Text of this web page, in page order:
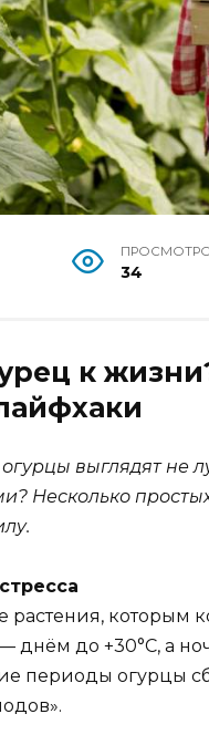
34
к
выглядят
Несколько
которым
до +30°C, а
периоды огурцы